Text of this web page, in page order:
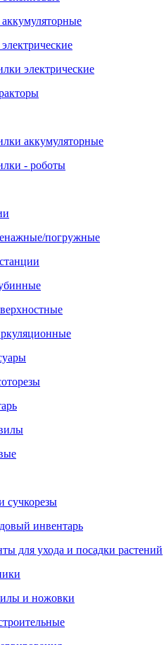
электрические
аккумуляторные
- роботы
погружные
сучкорезы
инвентарь
для ухода и посадки растений
и ножовки